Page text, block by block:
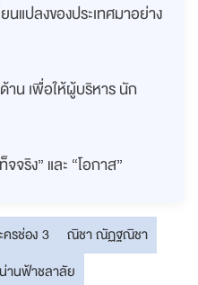
แปลงของประเทศมาอย่าง
น เพื่อให้ผู้บริหาร นัก
จริง” และ “โอกาส”
ครช่อง 3
ณิชา ณัฏฐณิชา
น่านฟ้าชลาลัย